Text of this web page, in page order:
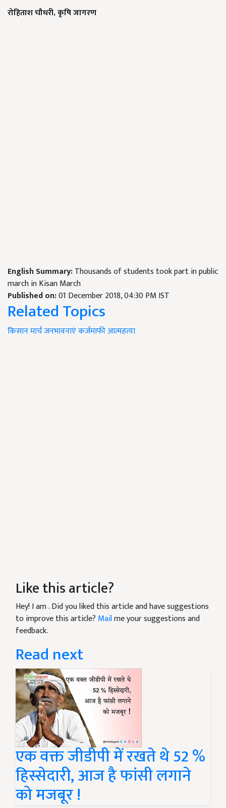
रोहिताश चौधरी, कृषि जागरण
English Summary:Thousands of students took part in public
march in Kisan March
Published on:01 December 2018, 04:30 PM IST
Related Topics
किसानमार्चजनभावनाएंकर्जमाफीआत्महत्या
Like this article?
Hey! I am. Did you liked this article and have suggestions
to improve this article? Mailme your suggestions and
feedback.
Read next
एक वक्त जीडीपी में रखते थे 52 %
हिस्सेदारी, आज है फांसी लगाने
को मजबूर !